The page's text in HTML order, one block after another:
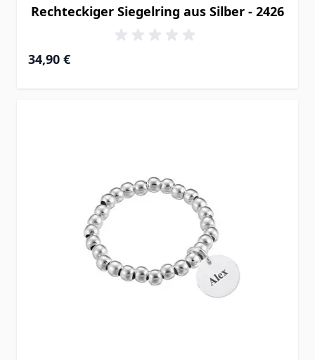
Rechteckiger Siegelring aus Silber - 2426
34,90 €